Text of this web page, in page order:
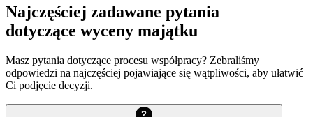
Najczęściej zadawane pytania
dotyczące wyceny majątku
Masz pytania dotyczące procesu współpracy? Zebraliśmy
odpowiedzi na najczęściej pojawiające się wątpliwości, aby ułatwić
Ci podjęcie decyzji.